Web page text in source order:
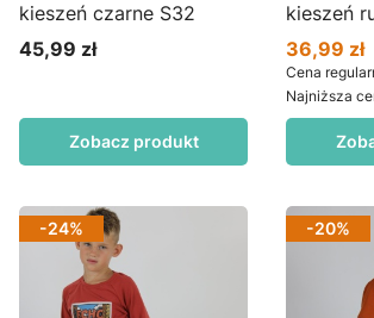
kieszeń czarne S32
Cena
45,99 zł
Zobacz produkt
kieszeń
Cena
36,99 zł
Cena
Najniższa
-24% -20%